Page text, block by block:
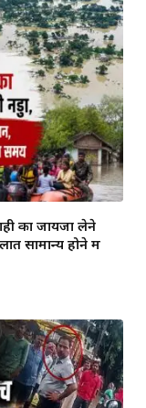
का जायजा लेने
सामान्य होने में